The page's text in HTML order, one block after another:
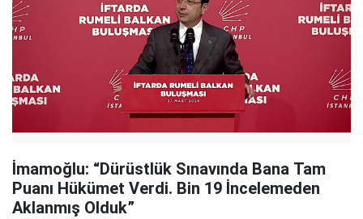
İmamoğlu: “Dürüstlük Sınavında Bana Tam
Puanı Hükümet Verdi. Bin 19 İncelemeden
Aklanmış Olduk”